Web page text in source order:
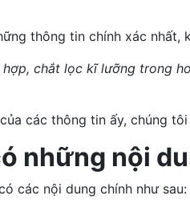
thông tin chính xác nhất,
chắt lọc kĩ lưỡng trong
các thông tin ấy, chúng
những nội
các nội dung chính như sau: